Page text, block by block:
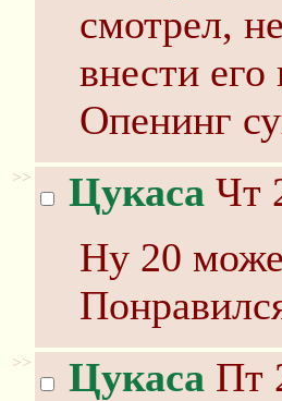
смотрел,
внести
Опенинг
>> Цукаса Чт
Ну 20
>> Цукаса Пт